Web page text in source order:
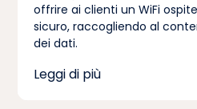
offrire ai clienti un WiFi
sicuro, raccogliendo al
dei dati.
Leggi di più